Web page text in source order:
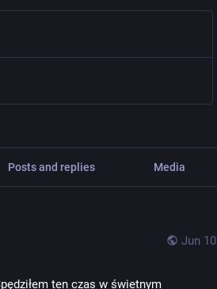
Posts and replies Media
Jun 10
ten czas w świetnym